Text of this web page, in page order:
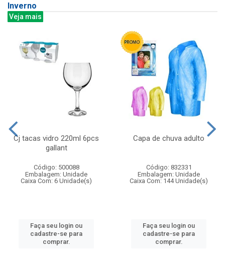
Inverno
Veja mais
Cj tacas vidro 220ml 6pcs
gallant
Código: 500088
Embalagem: Unidade
Caixa Com: 6 Unidade(s)
Faça seu login ou
cadastre-se para
comprar.
Capa de chuva adulto
Código: 832331
Embalagem: Unidade
Caixa Com: 144 Unidade(s)
Faça seu login ou
cadastre-se para
comprar.